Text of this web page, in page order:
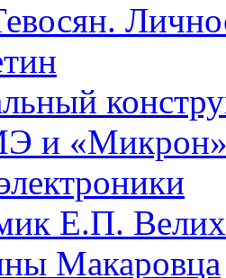
и «Микрон»
Е.П.
Макаровца